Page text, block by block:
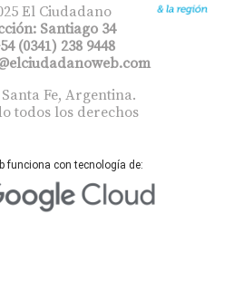
El Ciudadano
Santiago 34
(0341) 238 9448
Fe, Argentina.
todos los derechos
funciona con tecnología de: